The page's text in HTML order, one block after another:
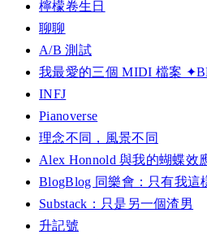
檸檬卷生日
聊聊
A/B 測試
我最愛的三個 MIDI 檔案
INFJ
Pianoverse
理念不同，風景不同
Alex Honnold 與我的蝴蝶效
BlogBlog 同樂會：只有我這
Substack：只是另一個渣男
升記號